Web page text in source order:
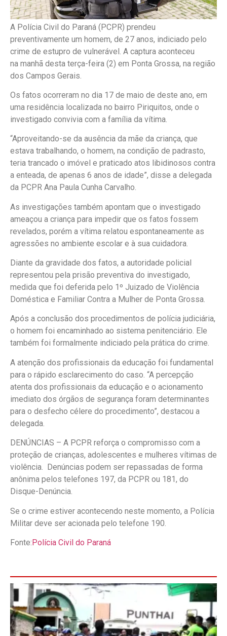
A Polícia Civil do Paraná (PCPR) prendeu
preventivamente um homem, de 27 anos, indiciado pelo
crime de estupro de vulnerável. A captura aconteceu
na manhã desta terça-feira (2) em Ponta Grossa, na região
dos Campos Gerais.
Os fatos ocorreram no dia 17 de maio de deste ano, em
uma residência localizada no bairro Piriquitos, onde o
investigado convivia com a família da vítima.
“Aproveitando-se da ausência da mãe da criança, que
estava trabalhando, o homem, na condição de padrasto,
teria trancado o imóvel e praticado atos libidinosos contra
a enteada, de apenas 6 anos de idade”, disse a delegada
da PCPR Ana Paula Cunha Carvalho.
As investigações também apontam que o investigado
ameaçou a criança para impedir que os fatos fossem
revelados, porém a vítima relatou espontaneamente as
agressões no ambiente escolar e à sua cuidadora.
Diante da gravidade dos fatos, a autoridade policial
representou pela prisão preventiva do investigado,
medida que foi deferida pelo 1º Juizado de Violência
Doméstica e Familiar Contra a Mulher de Ponta Grossa.
Após a conclusão dos procedimentos de polícia judiciária,
o homem foi encaminhado ao sistema penitenciário. Ele
também foi formalmente indiciado pela prática do crime.
A atenção dos profissionais da educação foi fundamental
para o rápido esclarecimento do caso. “A percepção
atenta dos profissionais da educação e o acionamento
imediato dos órgãos de segurança foram determinantes
para o desfecho célere do procedimento”, destacou a
delegada.
DENÚNCIAS – A PCPR reforça o compromisso com a
proteção de crianças, adolescentes e mulheres vítimas de
violência. Denúncias podem ser repassadas de forma
anônima pelos telefones 197, da PCPR ou 181, do
Disque-Denúncia.
Se o crime estiver acontecendo neste momento, a Polícia
Militar deve ser acionada pelo telefone 190.
Fonte:Polícia Civil do Paraná